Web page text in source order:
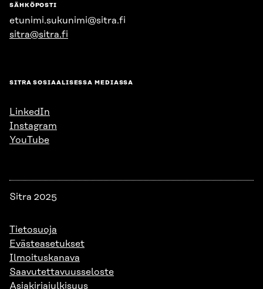
SÄHKÖPOSTI
etunimi.sukunimi@sitra.fi
sitra@sitra.fi
SITRA SOSIAALISESSA MEDIASSA
LinkedIn
Instagram
YouTube
Sitra 2025
Tietosuoja
Evästeasetukset
Ilmoituskanava
Saavutettavuusseloste
Asiakirjajulkisuus